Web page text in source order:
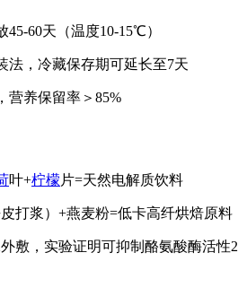
60天（温度10-15℃）
法，冷藏保存期可延长至7天
营养保留率＞85%
叶+柠檬 片=天然电解质饮料
打浆）+燕麦粉=低卡高纤烘焙原料
敷，实验证明可抑制酪氨酸酶活性